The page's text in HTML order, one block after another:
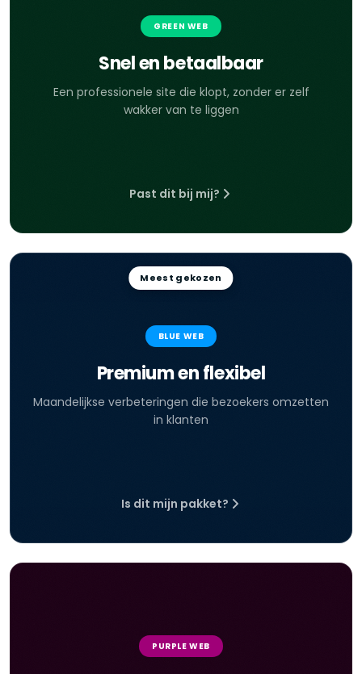
GREEN WEB
Snel en betaalbaar
Een professionele site die klopt, zonder er zelf
wakker van te liggen
Past dit bij mij?
Meest gekozen
BLUE WEB
Premium en flexibel
Maandelijkse verbeteringen die bezoekers omzetten
in klanten
Is dit mijn pakket?
PURPLE WEB